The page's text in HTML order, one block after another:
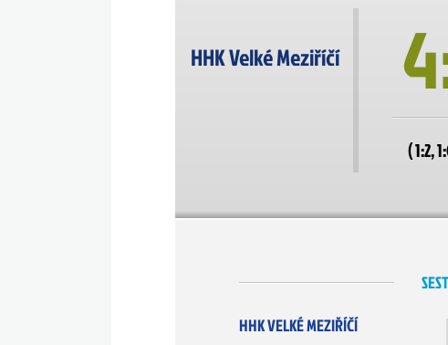
HHK Velké Meziříčí
( 1:2,
HHK VELKÉ MEZIŘÍČÍ